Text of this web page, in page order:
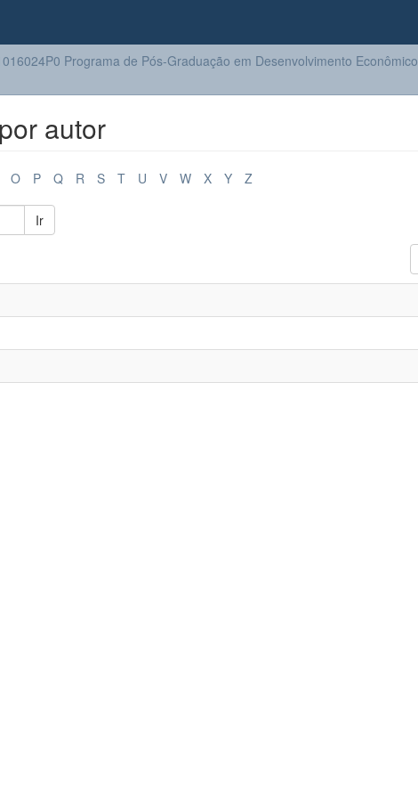
Programa de Pós-Graduação em Desenvolvimento Econômico
autor
O P Q R S T U V W X Y Z
Ir